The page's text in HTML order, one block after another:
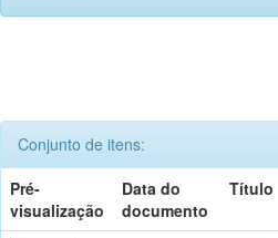
Conjunto de itens:
Pré-
visualização
Data do
documento
Título